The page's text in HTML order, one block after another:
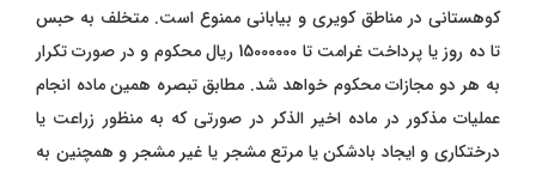
کوهستانی در مناطق کویری و بیابانی ممنوع است. متخلف به‌ حبس
تا ده روز یا پرداخت غرامت تا 15000000 ریال محکوم و در صورت تکرار
به هر دو مجازات محکوم خواهد شد. مطابق تبصره همین ماده انجام
عملیات مذکور در ماده اخیر الذکر در صورتی که به منظور زراعت یا
درختکاری و ایجاد بادشکن یا مرتع مشجر یا غیر مشجر و همچنین به